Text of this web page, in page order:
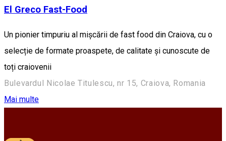
El Greco Fast-Food
Un pionier timpuriu al mișcării de fast food din Craiova, cu o
selecție de formate proaspete, de calitate și cunoscute de
toți craiovenii
Bulevardul Nicolae Titulescu, nr 15, Craiova, Romania
Mai multe